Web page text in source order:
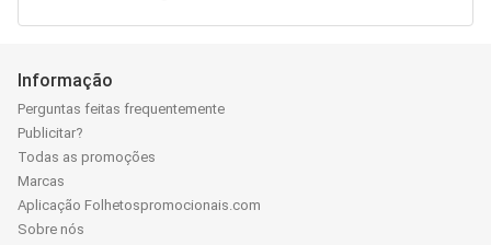
Informação
Perguntas feitas frequentemente
Publicitar?
Todas as promoções
Marcas
Aplicação Folhetospromocionais.com
Sobre nós